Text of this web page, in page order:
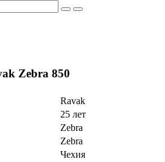
Zebra 850
Ravak
25 лет
Zebra
Zebra
Чехия